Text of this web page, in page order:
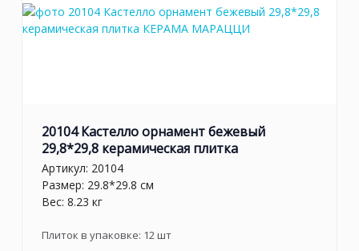
20104 Кастелло орнамент бежевый
29,8*29,8 керамическая плитка
Артикул: 20104
Размер: 29.8*29.8 см
Вес: 8.23 кг
Плиток в упаковке: 12шт